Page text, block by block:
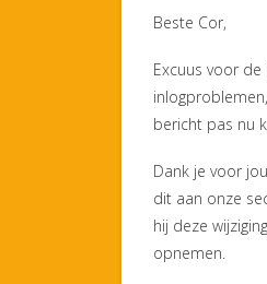
Beste Cor,
Excuus voor
bericht pas nu
Dank je voor
dit aan onze
hij deze
opnemen.